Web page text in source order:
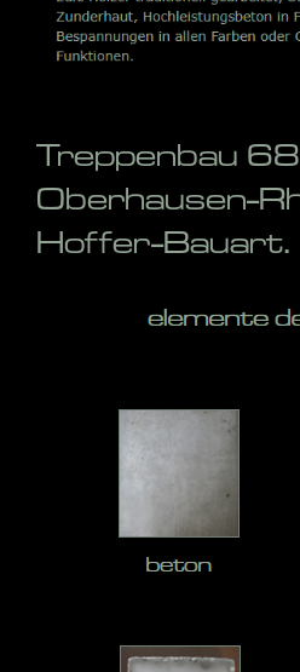
Treppenbau
Oberhausen-
Hoffer-Bauart.